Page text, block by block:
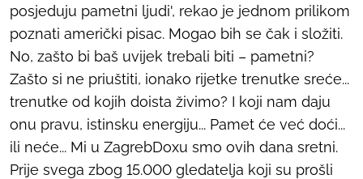
posjeduju pametni ljudi', rekao je jednom prilikom
poznati američki pisac. Mogao bih se čak i složiti.
No, zašto bi baš uvijek trebali biti – pametni?
Zašto si ne priuštiti, ionako rijetke trenutke sreće...
trenutke od kojih doista živimo? I koji nam daju
onu pravu, istinsku energiju... Pamet će već doći...
ili neće... Mi u ZagrebDoxu smo ovih dana sretni.
Prije svega zbog 15.000 gledatelja koji su prošli